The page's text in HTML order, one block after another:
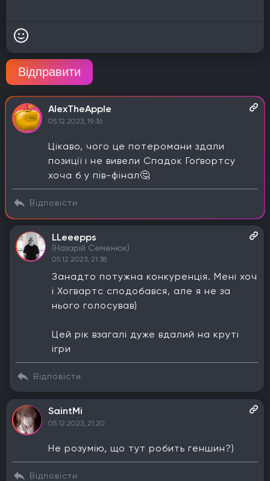
Відправити
AlexTheApple
05.12.2023, 19:36
Цікаво, чого це потеромани здали
позиції і не вивели Спадок Гоґвортсу
хоча б у пів-фінал🤔
Відповісти
LLeeepps
(Назарій Семенюк)
05.12.2023, 21:38
Занадто потужна конкуренція. Мені хоч
і Хогвартс сподобався, але я не за
нього голосував)
Цей рік взагалі дуже вдалий на круті
ігри
Відповісти
SaintMi
05.12.2023, 21:20
Не розумію, що тут робить геншин?)
Відповісти